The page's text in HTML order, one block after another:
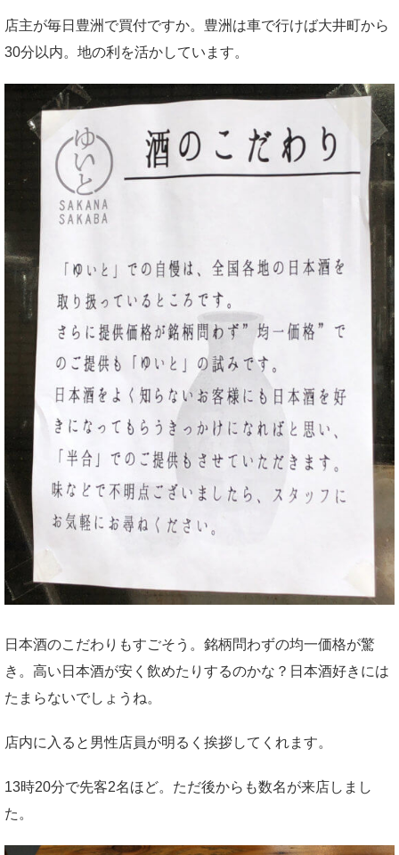
店主が毎日豊洲で買付ですか。豊洲は車で行けば大井町から
30分以内。地の利を活かしています。
日本酒のこだわりもすごそう。銘柄問わずの均一価格が驚
き。高い日本酒が安く飲めたりするのかな？日本酒好きには
たまらないでしょうね。
店内に入ると男性店員が明るく挨拶してくれます。
13時20分で先客2名ほど。ただ後からも数名が来店しまし
た。